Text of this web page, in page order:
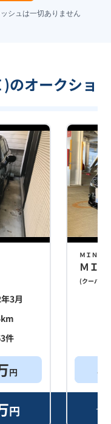
シュは一切ありません
のオークショ
3月
km
件
円
円
ＭＩＮＩ
ＭＩ
(クーパー
ス
セ